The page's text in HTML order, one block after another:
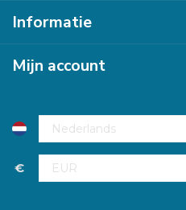
Informatie
Mijn account
€